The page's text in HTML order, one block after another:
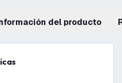
del producto